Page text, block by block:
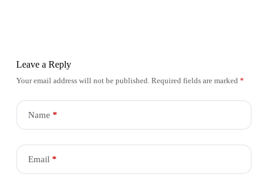
Leave a Reply
Your email address will not be published. Required fields are marked *
Name *
Email *